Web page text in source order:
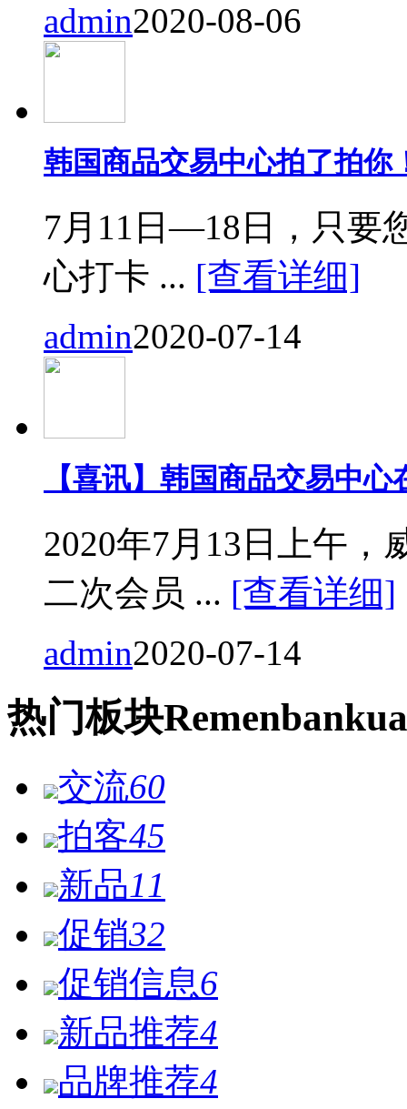
admin2020-08-06
韩国商品交易中心拍了拍你
7月11日—18日，只要
心打卡 ... [查看详细]
admin2020-07-14
【喜讯】韩国商品交易中
2020年7月13日上午，
二次会员 ... [查看详细]
admin2020-07-14
热门板块Remen
交流60
拍客45
新品11
促销32
促销信息6
新品推荐4
品牌推荐4